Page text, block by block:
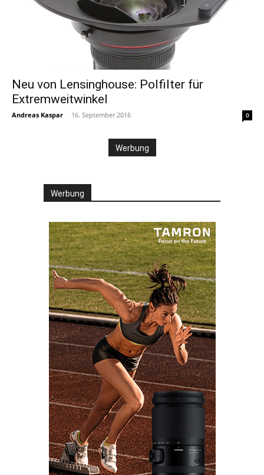
Neu von Lensinghouse: Polfilter für
Extremweitwinkel
Andreas Kaspar - 16. September 2016 0
Werbung
Werbung